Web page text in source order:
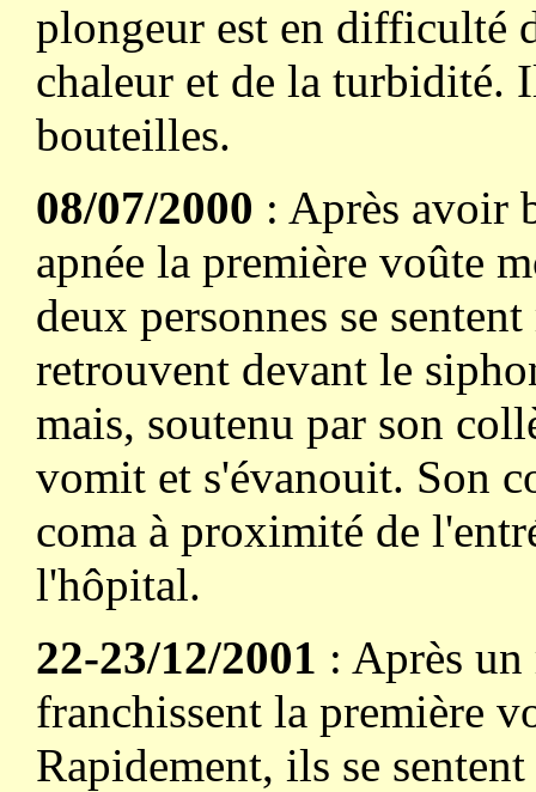
plongeur est en difficulté
chaleur et de la turbidité.
bouteilles.
08/07/2000 : Après avoir
apnée la première voûte
deux personnes se
retrouvent devant le
mais, soutenu par son
vomit et s'évanouit. Son
coma à proximité de
l'hôpital.
22-23/12/2001 : Après un
franchissent la première
Rapidement, ils se